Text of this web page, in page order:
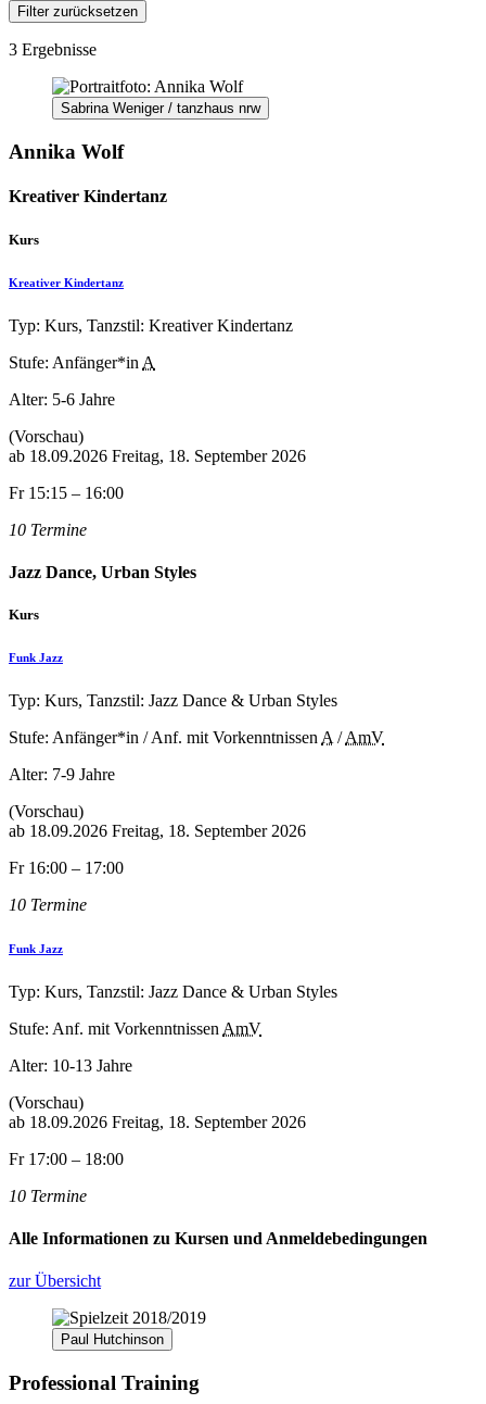
Filter zurücksetzen
3 Ergebnisse
Sabrina Weniger / tanzhaus nrw
Annika Wolf
Kreativer Kindertanz
Kurs
Kreativer Kindertanz
Typ: Kurs, Tanzstil: Kreativer Kindertanz
Stufe: Anfänger*in A
Alter: 5-6 Jahre
(Vorschau)
ab 18.09.2026 Freitag, 18. September 2026
Fr 15:15 – 16:00
10 Termine
Jazz Dance, Urban Styles
Kurs
Funk Jazz
Typ: Kurs, Tanzstil: Jazz Dance & Urban Styles
Stufe: Anfänger*in / Anf. mit Vorkenntnissen A /AmV
Alter: 7-9 Jahre
(Vorschau)
ab 18.09.2026 Freitag, 18. September 2026
Fr 16:00 – 17:00
10 Termine
Funk Jazz
Typ: Kurs, Tanzstil: Jazz Dance & Urban Styles
Stufe: Anf. mit Vorkenntnissen AmV
Alter: 10-13 Jahre
(Vorschau)
ab 18.09.2026 Freitag, 18. September 2026
Fr 17:00 – 18:00
10 Termine
Alle Informationen zu Kursen und Anmeldebedingungen
zur Übersicht
Paul Hutchinson
Professional Training